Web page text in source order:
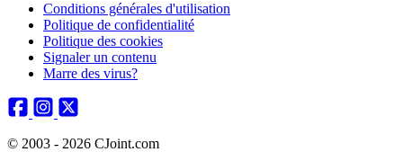
Conditions générales d'utilisation
Politique de confidentialité
Politique des cookies
Signaler un contenu
Marre des virus?
© 2003 - 2026 CJoint.com